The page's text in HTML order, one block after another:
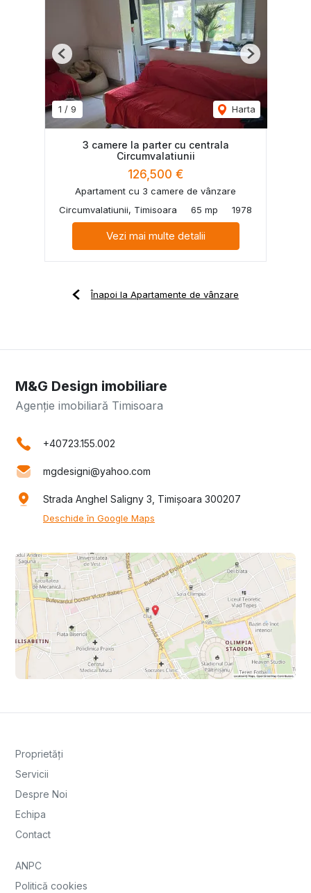
1 / 9 Harta
Previous Next
3 camere la parter cu centrala
Circumvalatiunii
126,500 €
Apartament cu 3 camere de vânzare
Circumvalatiunii, Timisoara
65 mp 1978
Vezi mai multe detalii
Înapoi la Apartamente de vânzare
M&G Design imobiliare
Agenție imobiliară Timisoara
+40723.155.002
mgdesigni@yahoo.com
Strada Anghel Saligny 3, Timișoara 300207
Deschide în Google Maps
Proprietăți
Servicii
Despre Noi
Echipa
Contact
ANPC
Politică cookies